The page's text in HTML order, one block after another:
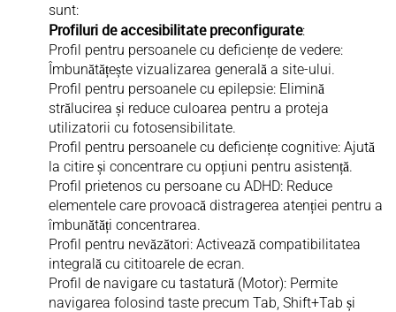
sunt:
Profiluri de accesibilitate preconfigurate:
Profil pentru persoanele cu deficiențe de vedere:
Îmbunătățește vizualizarea generală a site-ului.
Profil pentru persoanele cu epilepsie: Elimină
strălucirea și reduce culoarea pentru a proteja
utilizatorii cu fotosensibilitate.
Profil pentru persoanele cu deficiențe cognitive: Ajută
la citire și concentrare cu opțiuni pentru asistență.
Profil prietenos cu persoane cu ADHD: Reduce
elementele care provoacă distragerea atenției pentru a
îmbunătăți concentrarea.
Profil pentru nevăzători: Activează compatibilitatea
integrală cu cititoarele de ecran.
Profil de navigare cu tastatură (Motor): Permite
navigarea folosind taste precum Tab, Shift+Tab și